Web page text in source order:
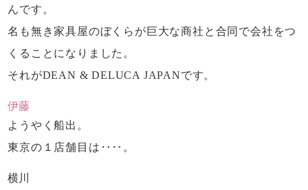
んです。
名も無き家具屋のぼくらが巨大な商社と合同で会社をつ
くることになりました。
それがDEAN & DELUCA JAPANです。
伊藤
ようやく船出。
東京の１店舗目は‥‥。
横川